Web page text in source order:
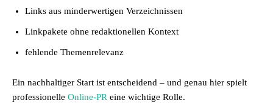
Links aus minderwertigen Verzeichnissen
Linkpakete ohne redaktionellen Kontext
fehlende Themenrelevanz
Ein nachhaltiger Start ist entscheidend – und genau hier spielt
professionelle Online-PR eine wichtige Rolle.